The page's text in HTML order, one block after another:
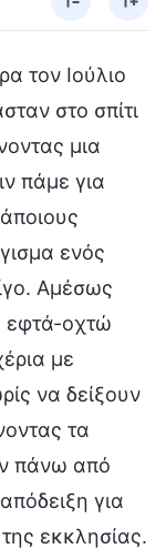
τον Ιούλιο
στο σπίτι
μια
πάμε για
ενός
Αμέσως
εφτά-οχτώ
με
να δείξουν
τα
πάνω από
για
εκκλησίας.